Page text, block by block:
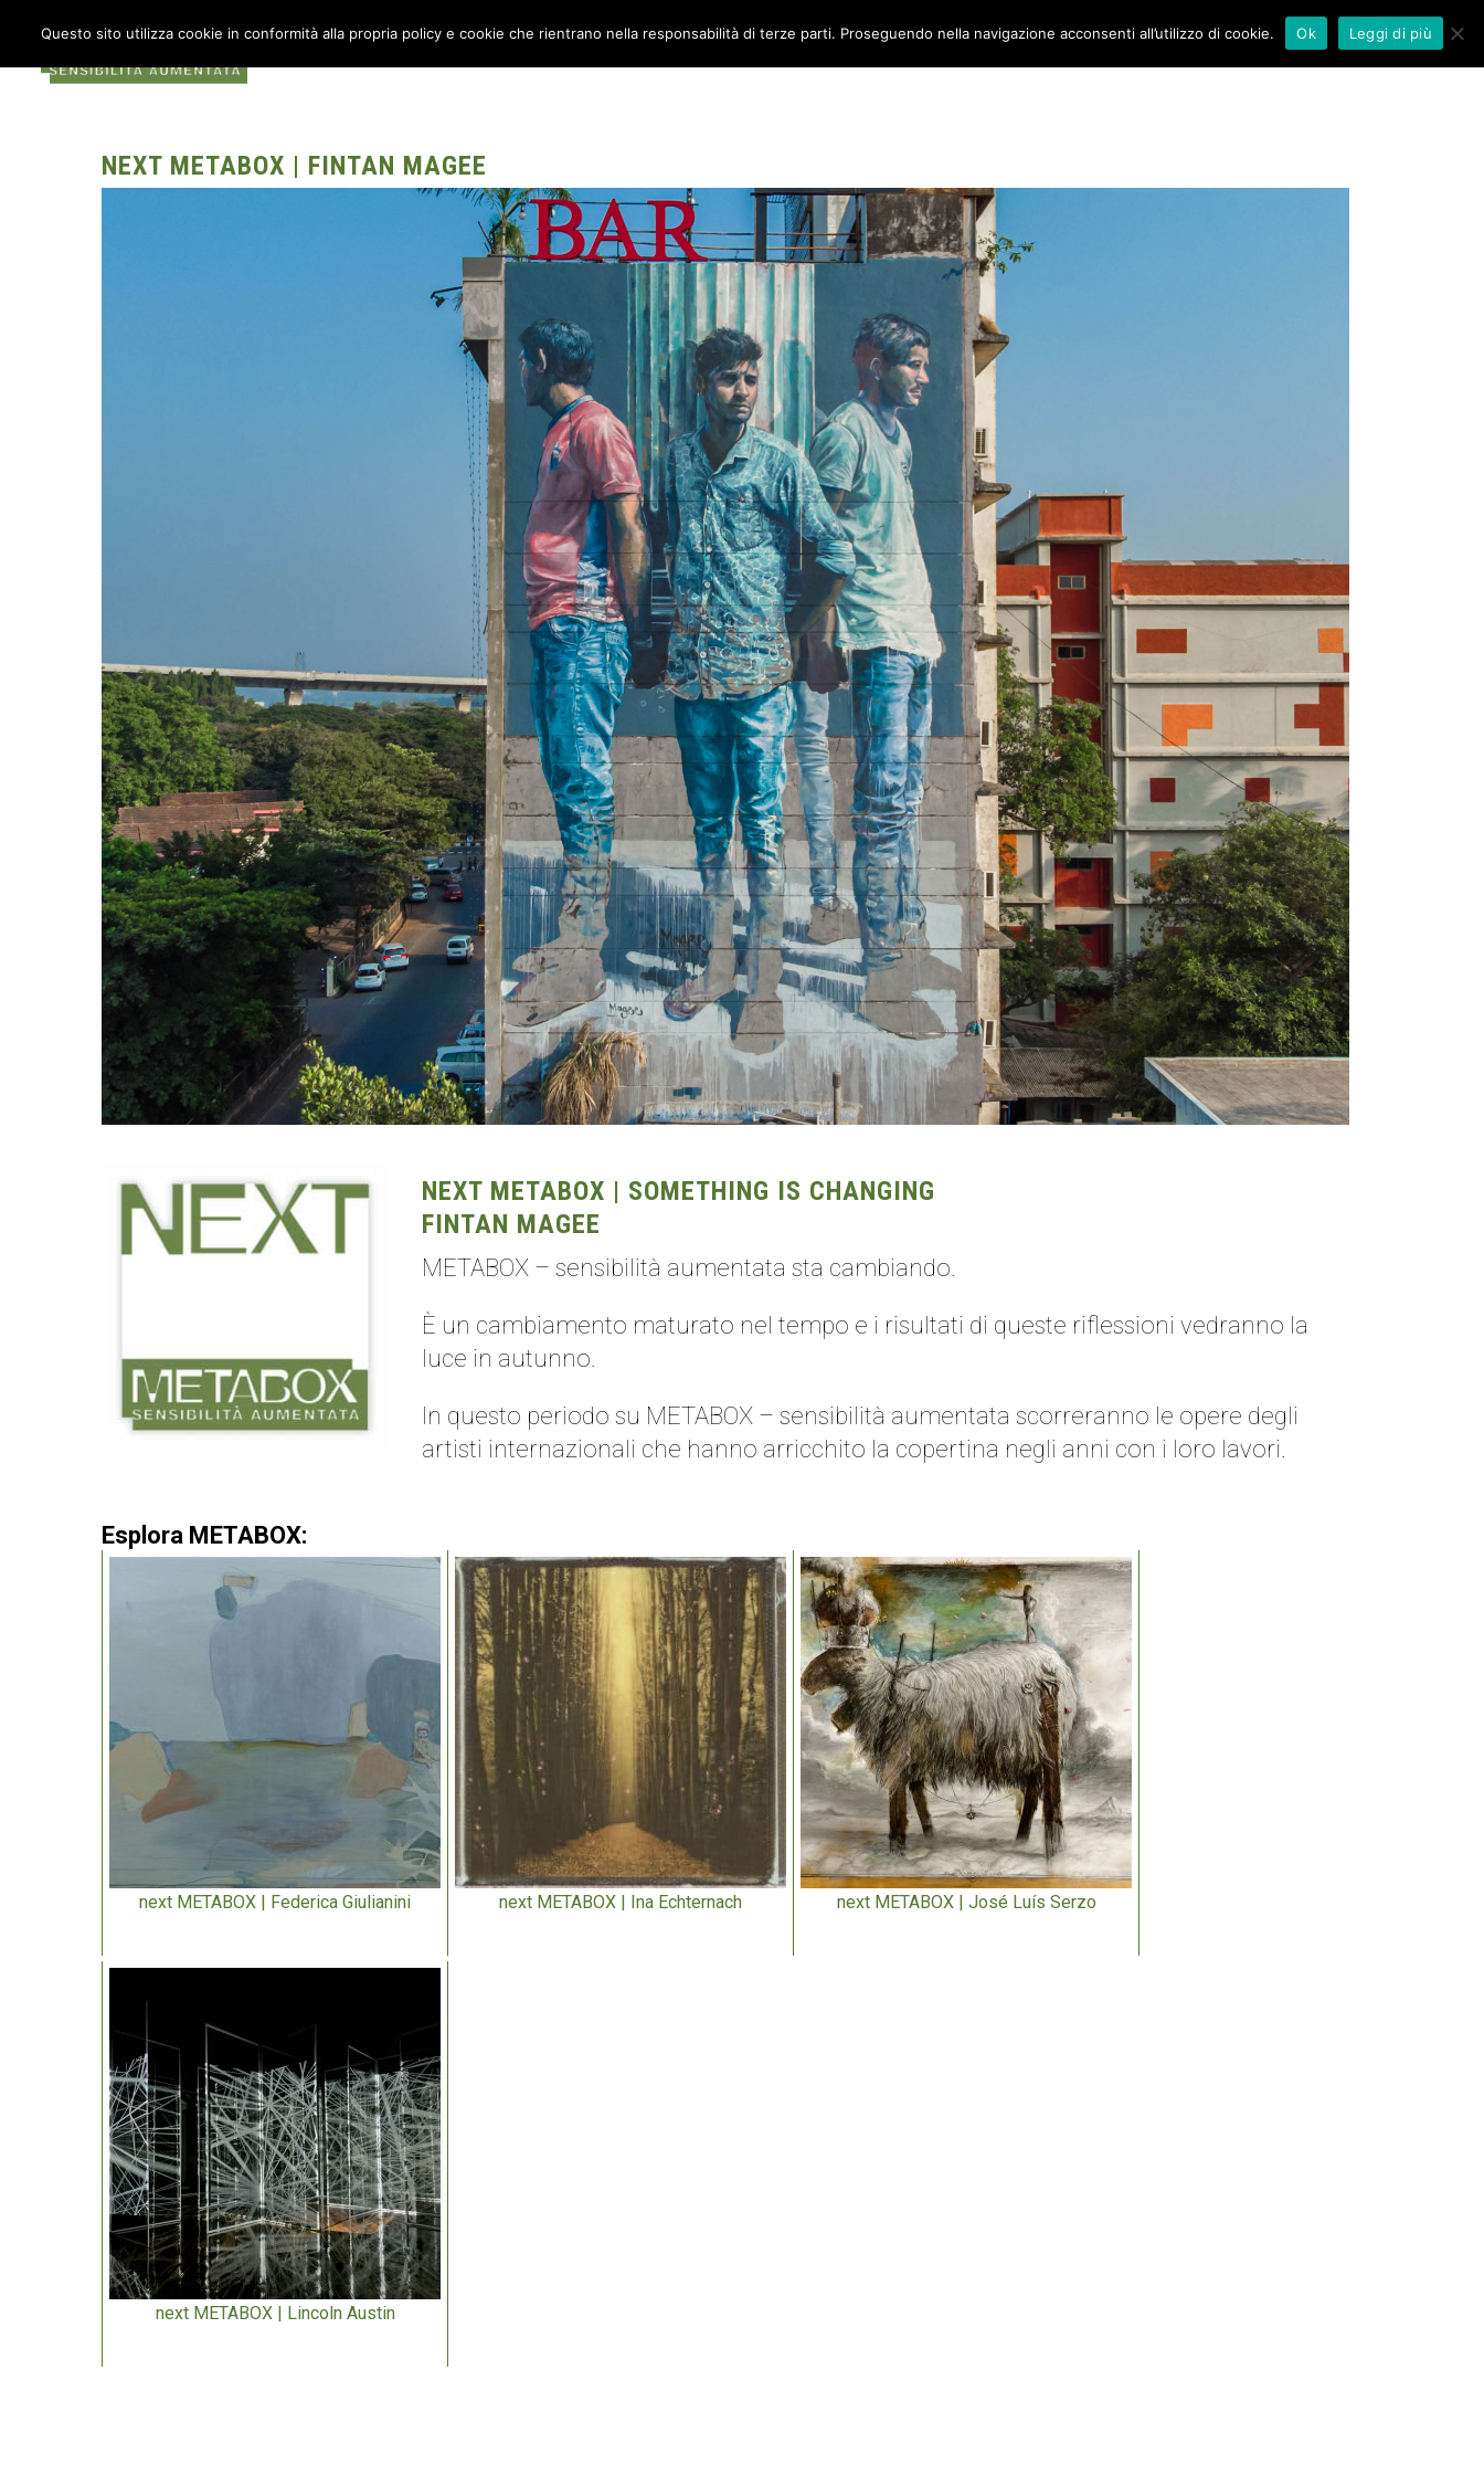
COS’È METABOX CANTIERE METABOX
NEXT METABOX | FINTAN MAGEE
NEXT METABOX | SOMETHING IS CHANGING
FINTAN MAGEE
METABOX – sensibilità aumentata sta cambiando.
È un cambiamento maturato nel tempo e i risultati di queste riflessioni vedranno la
luce in autunno.
In questo periodo su METABOX – sensibilità aumentata scorreranno le opere degli
artisti internazionali che hanno arricchito la copertina negli anni con i loro lavori.
Esplora METABOX:
next METABOX | Federica Giulianini next METABOX | Ina Echternach next METABOX | José Luís Serzo
next METABOX | Lincoln Austin
Questo sito utilizza cookie in conformità alla propria policy e cookie che rientrano nella responsabilità di terze parti. Proseguendo nella navigazione acconsenti all’utilizzo di cookie. Ok Leggi di più